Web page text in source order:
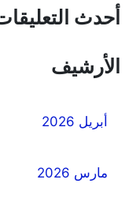
أحدث
الأرشيف
أبريل 2026
مارس 2026